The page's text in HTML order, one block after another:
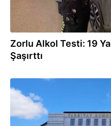
Zorlu Alkol Testi: 19
Şaşırttı